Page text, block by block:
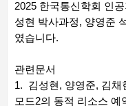
2025 한국통신학회 인
성현 박사과정, 양영준
였습니다.
관련문서
1. 김성현, 양영준, 김채
모드2의 동적 리소스 예